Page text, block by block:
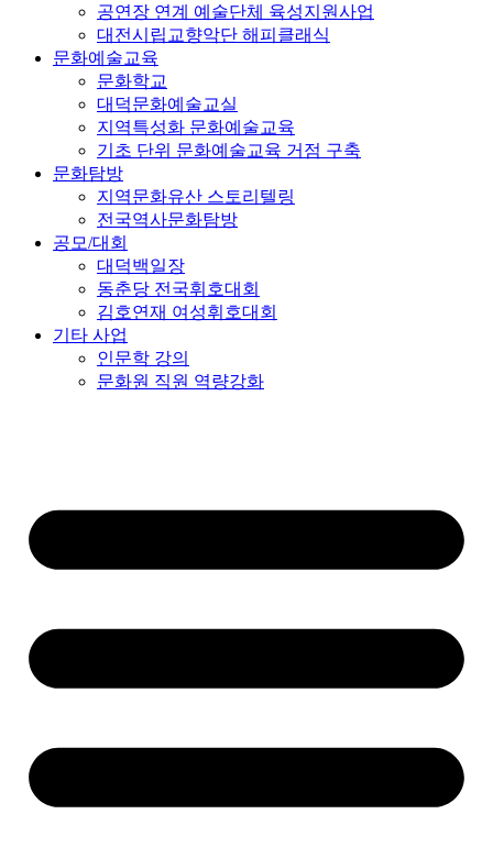
공연장 연계 예술단체 육성지원사업
대전시립교향악단 해피클래식
문화예술교육
문화학교
대덕문화예술교실
지역특성화 문화예술교육
기초 단위 문화예술교육 거점 구축
문화탐방
지역문화유산 스토리텔링
전국역사문화탐방
공모/대회
대덕백일장
동춘당 전국휘호대회
김호연재 여성휘호대회
기타 사업
인문학 강의
문화원 직원 역량강화